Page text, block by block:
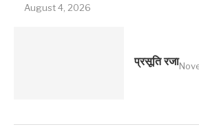
August 4, 2026
प्रसूति रजा